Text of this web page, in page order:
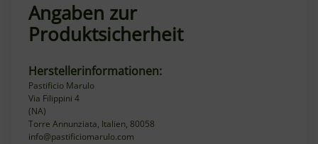
Angaben zur
Produktsicherheit
Herstellerinformationen:
Pastificio Marulo
Via Filippini 4
(NA)
Torre Annunziata, Italien, 80058
info@pastificiomarulo.com